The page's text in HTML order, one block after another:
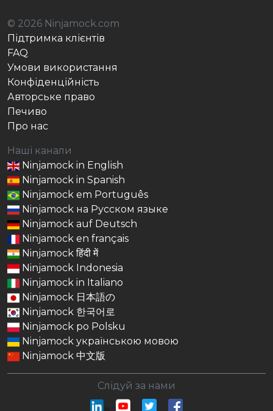
© 2026 Ninjamock.com
Підтримка клієнтів
FAQ
Умови використання
Конфіденційність
Авторське право
Печиво
Про нас
Наші канали
Ninjamock in English
Ninjamock in Spanish
Ninjamock em Português
Ninjamock на Русском языке
Ninjamock auf Deutsch
Ninjamock en français
Ninjamock हिंदी में
Ninjamock Indonesia
Ninjamock in Italiano
Ninjamock 日本語の
Ninjamock 한국어로
Ninjamock po Polsku
Ninjamock українською мовою
Ninjamock 中文版
Слідуй за нами